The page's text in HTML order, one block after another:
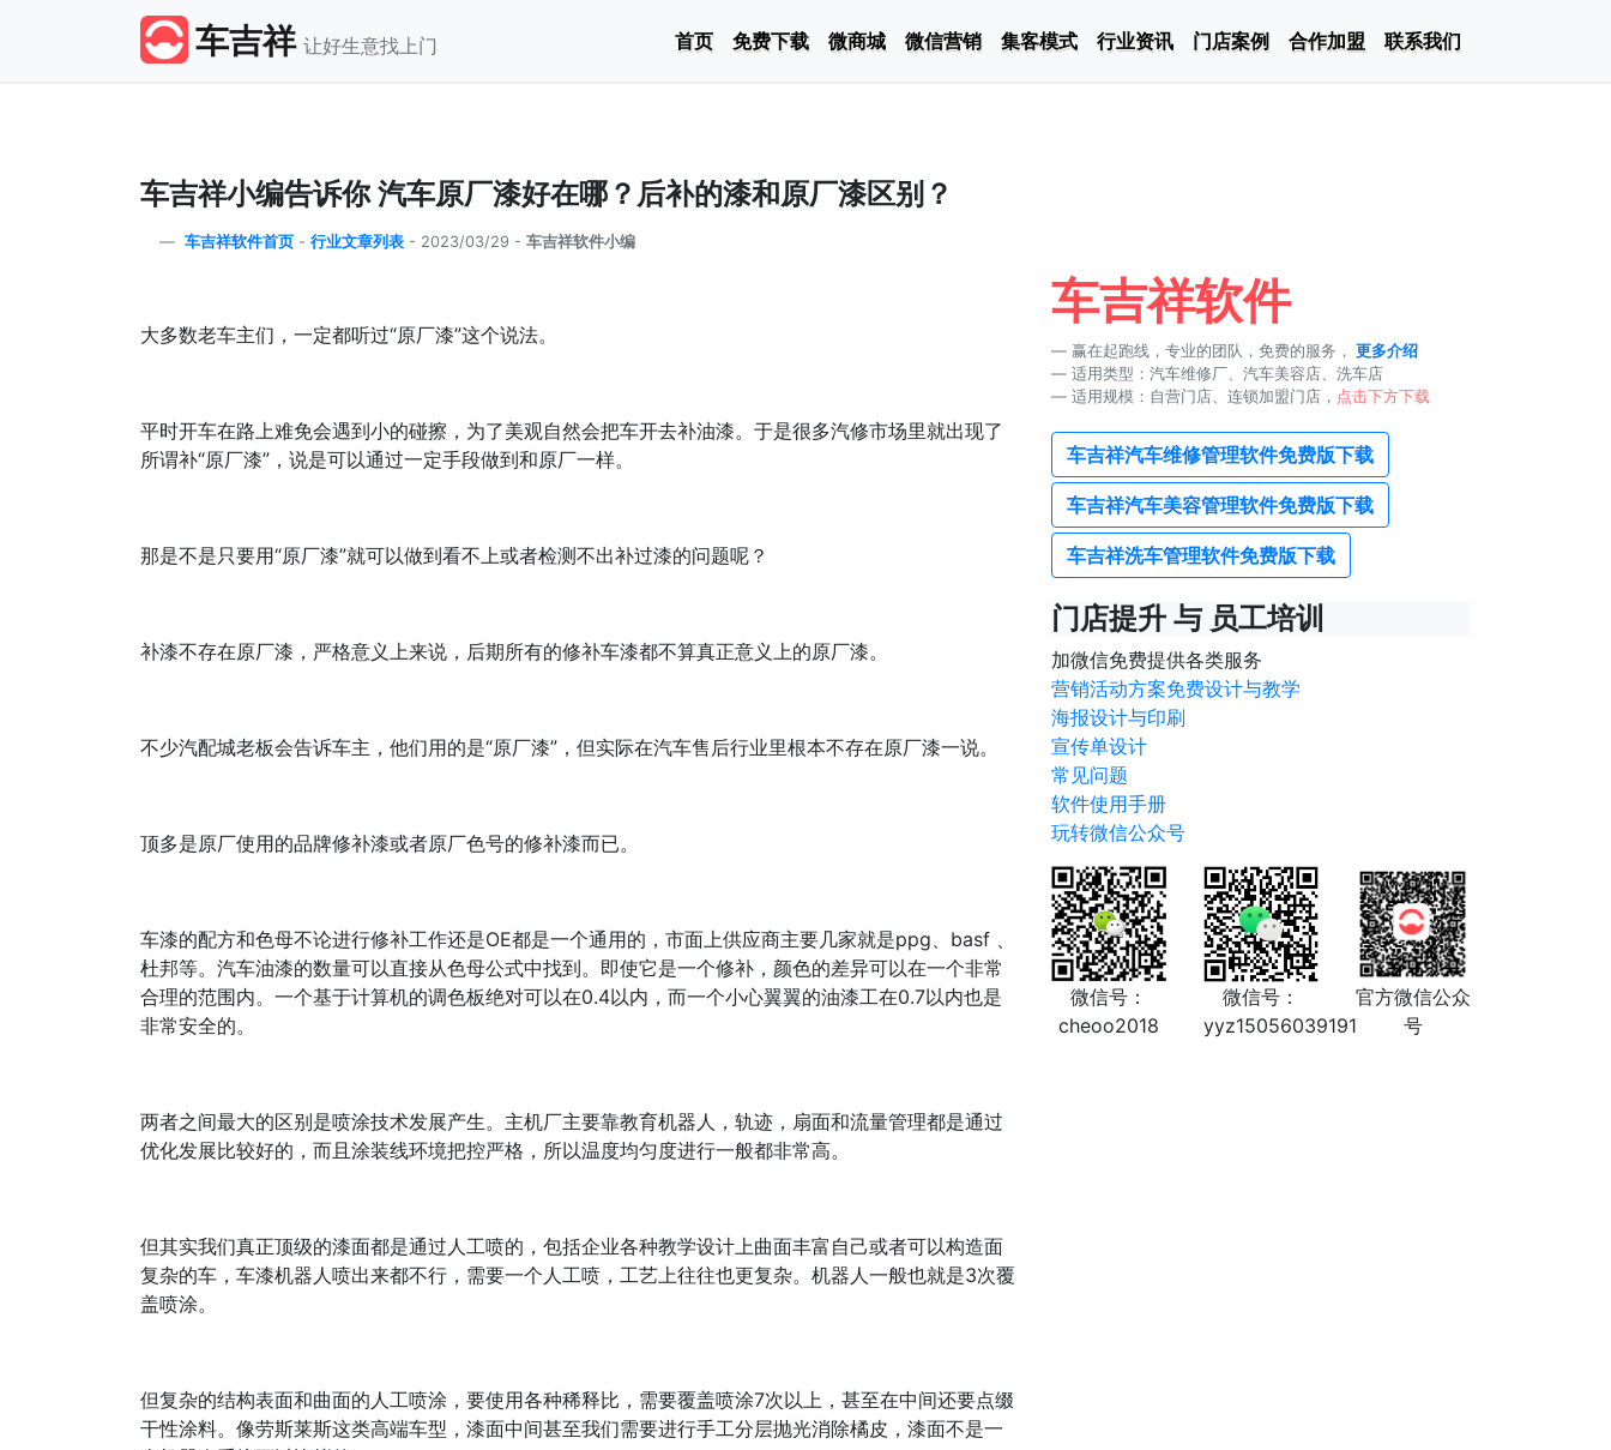
车吉祥 让好生意找上门 首页 免费下载 微商城 微信营销 集客模式 行业资讯 门店案例 合作加盟 联系我们
车吉祥小编告诉你 汽车原厂漆好在哪？后补的漆和原厂漆区别？
车吉祥软件首页 - 行业文章列表 - 2023/03/29 - 车吉祥软件小编
大多数老车主们，一定都听过“原厂漆”这个说法。
平时开车在路上难免会遇到小的碰擦，为了美观自然会把车开去补油漆。于是很多汽修市场里就出现了
所谓补“原厂漆”，说是可以通过一定手段做到和原厂一样。
那是不是只要用“原厂漆”就可以做到看不上或者检测不出补过漆的问题呢？
补漆不存在原厂漆，严格意义上来说，后期所有的修补车漆都不算真正意义上的原厂漆。
不少汽配城老板会告诉车主，他们用的是“原厂漆”，但实际在汽车售后行业里根本不存在原厂漆一说。
顶多是原厂使用的品牌修补漆或者原厂色号的修补漆而已。
车漆的配方和色母不论进行修补工作还是OE都是一个通用的，市面上供应商主要几家就是ppg、basf 、
杜邦等。汽车油漆的数量可以直接从色母公式中找到。即使它是一个修补，颜色的差异可以在一个非常
合理的范围内。一个基于计算机的调色板绝对可以在0.4以内，而一个小心翼翼的油漆工在0.7以内也是
非常安全的。
两者之间最大的区别是喷涂技术发展产生。主机厂主要靠教育机器人，轨迹，扇面和流量管理都是通过
优化发展比较好的，而且涂装线环境把控严格，所以温度均匀度进行一般都非常高。
但其实我们真正顶级的漆面都是通过人工喷的，包括企业各种教学设计上曲面丰富自己或者可以构造面
复杂的车，车漆机器人喷出来都不行，需要一个人工喷，工艺上往往也更复杂。机器人一般也就是3次覆
盖喷涂。
但复杂的结构表面和曲面的人工喷涂，要使用各种稀释比，需要覆盖喷涂7次以上，甚至在中间还要点缀
干性涂料。像劳斯莱斯这类高端车型，漆面中间甚至我们需要进行手工分层抛光消除橘皮，漆面不是一
车吉祥软件
赢在起跑线，专业的团队，免费的服务， 更多介绍
适用类型：汽车维修厂、汽车美容店、洗车店
适用规模：自营门店、连锁加盟门店， 点击下方下载
车吉祥汽车维修管理软件免费版下载
车吉祥汽车美容管理软件免费版下载
车吉祥洗车管理软件免费版下载
门店提升 与 员工培训
加微信免费提供各类服务
营销活动方案免费设计与教学
海报设计与印刷
宣传单设计
常见问题
软件使用手册
玩转微信公众号
微信号：
cheoo2018
微信号：
yyz15056039191
官方微信公众
号